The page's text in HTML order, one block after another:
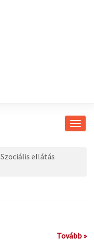
Szociális ellátás
Tovább »